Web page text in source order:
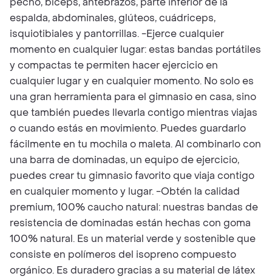
espalda, abdominales, glúteos, cuádriceps,
isquiotibiales y pantorrillas. -Ejerce cualquier
momento en cualquier lugar: estas bandas portátiles
y compactas te permiten hacer ejercicio en
cualquier lugar y en cualquier momento. No solo es
una gran herramienta para el gimnasio en casa, sino
que también puedes llevarla contigo mientras viajas
o cuando estás en movimiento. Puedes guardarlo
fácilmente en tu mochila o maleta. Al combinarlo con
una barra de dominadas, un equipo de ejercicio,
puedes crear tu gimnasio favorito que viaja contigo
en cualquier momento y lugar. -Obtén la calidad
premium, 100% caucho natural: nuestras bandas de
resistencia de dominadas están hechas con goma
100% natural. Es un material verde y sostenible que
consiste en polímeros del isopreno compuesto
orgánico. Es duradero gracias a su material de látex